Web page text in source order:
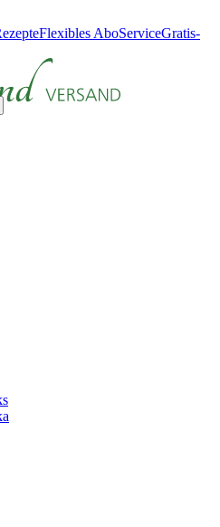
Flexibles AboServiceGratis-